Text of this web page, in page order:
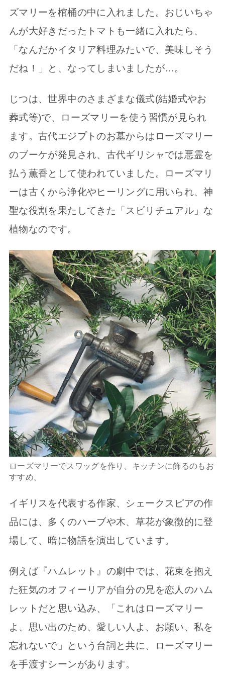
ズマリーを棺桶の中に入れました。おじいちゃ
んが大好きだったトマトも一緒に入れたら、
「なんだかイタリア料理みたいで、美味しそう
だね！」と、なってしまいましたが…。
じつは、世界中のさまざまな儀式(結婚式やお
葬式等)で、ローズマリーを使う習慣が見られ
ます。古代エジプトのお墓からはローズマリー
のブーケが発見され、古代ギリシャでは悪霊を
払う薫香として使われていました。ローズマリ
ーは古くから浄化やヒーリングに用いられ、神
聖な役割を果たしてきた「スピリチュアル」な
植物なのです。
ローズマリーでスワッグを作り、キッチンに飾るのもお
すすめ。
イギリスを代表する作家、シェークスピアの作
品には、多くのハーブや木、草花が象徴的に登
場して、暗に物語を演出しています。
例えば『ハムレット』の劇中では、花束を抱え
た狂気のオフィーリアが自分の兄を恋人のハム
レットだと思い込み、「これはローズマリー
よ、思い出のため、愛しい人よ、お願い、私を
忘れないで」という台詞と共に、ローズマリー
を手渡すシーンがあります。